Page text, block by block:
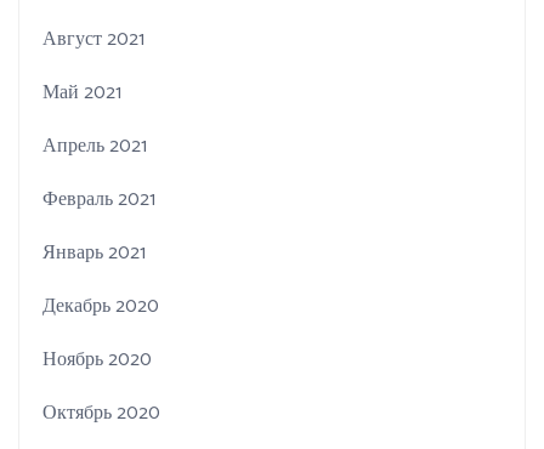
Август 2021
Май 2021
Апрель 2021
Февраль 2021
Январь 2021
Декабрь 2020
Ноябрь 2020
Октябрь 2020